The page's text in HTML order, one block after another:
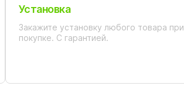
Установка
Закажите установку любого товара при
покупке. С гарантией.